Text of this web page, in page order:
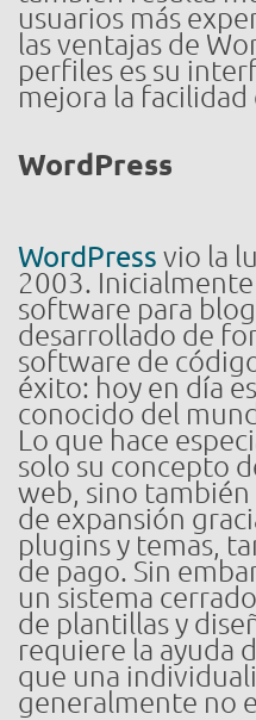
usuarios más
las ventajas de
perfiles es su
mejora la facilidad
WordPress
WordPress vio la
2003.
software para
desarrollado de
software de
éxito: hoy en día
conocido del
Lo que hace
solo su concepto
web, sino también
de expansión
plugins y temas,
de pago. Sin
un sistema
de plantillas y
requiere la ayuda
que una
generalmente no